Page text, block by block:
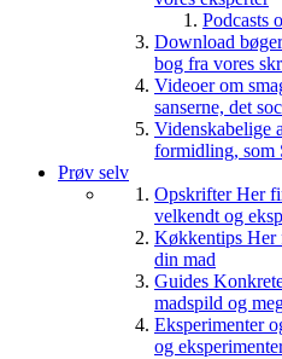
Podcasts
Download
bog fra vores
Videoer om
sanserne, det
Videnskabelige
formidling, som
Prøv selv
OpskrifterHer
velkendt og
Køkkentips Her
din mad
Guides
madspild og
Eksperimenter
og